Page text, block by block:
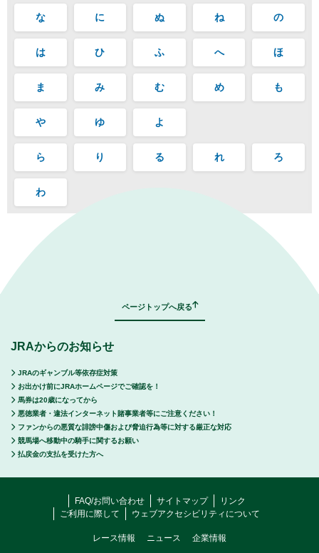
な に ぬ ね の
は ひ ふ へ ほ
ま み む め も
や ゆ よ
ら り る れ ろ
わ
ページトップへ戻る
JRAからのお知らせ
JRAのギャンブル等依存症対策
お出かけ前にJRAホームページでご確認を！
馬券は20歳になってから
悪徳業者・違法インターネット賭事業者等にご注意ください！
ファンからの悪質な誹謗中傷および脅迫行為等に対する厳正な対応
競馬場へ移動中の騎手に関するお願い
払戻金の支払を受けた方へ
FAQ/お問い合わせ サイトマップ
リンク
ご利用に際して
ウェブアクセシビリティについて
レース情報 ニュース 企業情報